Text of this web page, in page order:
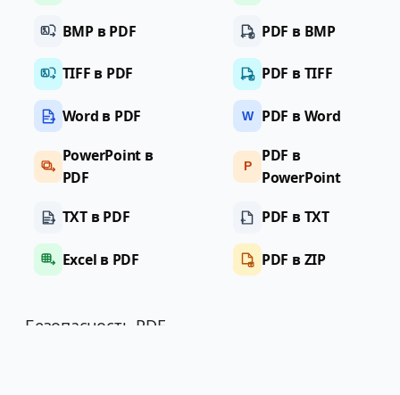
BMP в PDF
TIFF в PDF
Word в PDF
PowerPoint в
PDF
TXT в PDF
Excel в PDF
PDF в BMP
PDF в TIFF
W PDF в Word
P
PDF в
PowerPoint
PDF в TXT
PDF в ZIP
Безопасность PDF